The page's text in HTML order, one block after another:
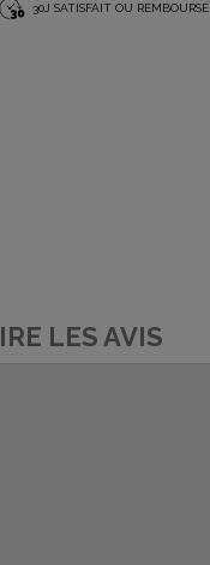
30J SATISFAIT OU REMBOURSÉ
LES AVIS